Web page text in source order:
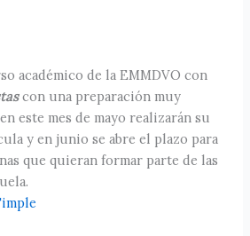
académico de la EMMDVO con
con una preparación muy
este mes de mayo realizarán su
y en junio se abre el plazo para
que quieran formar parte de las